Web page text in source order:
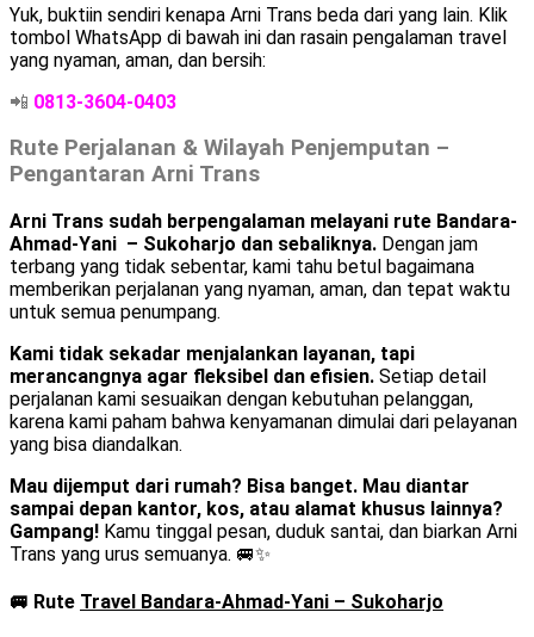
Yuk, buktiin sendiri kenapa Arni Trans beda dari yang lain. Klik
tombol WhatsApp di bawah ini dan rasain pengalaman travel
yang nyaman, aman, dan bersih:
📲 0813-3604-0403
Rute Perjalanan & Wilayah Penjemputan –
Pengantaran Arni Trans
Arni Trans sudah berpengalaman melayani rute Bandara-
Ahmad-Yani – Sukoharjo dan sebaliknya. Dengan jam
terbang yang tidak sebentar, kami tahu betul bagaimana
memberikan perjalanan yang nyaman, aman, dan tepat waktu
untuk semua penumpang.
Kami tidak sekadar menjalankan layanan, tapi
merancangnya agar fleksibel dan efisien. Setiap detail
perjalanan kami sesuaikan dengan kebutuhan pelanggan,
karena kami paham bahwa kenyamanan dimulai dari pelayanan
yang bisa diandalkan.
Mau dijemput dari rumah? Bisa banget. Mau diantar
sampai depan kantor, kos, atau alamat khusus lainnya?
Gampang! Kamu tinggal pesan, duduk santai, dan biarkan Arni
Trans yang urus semuanya. 🚐✨
🚐 Rute Travel Bandara-Ahmad-Yani – Sukoharjo